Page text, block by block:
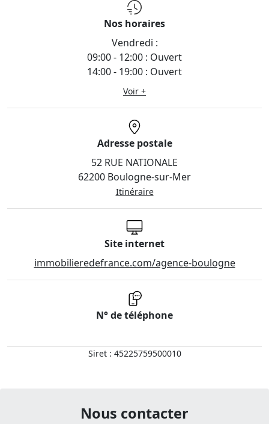
Nos horaires
Vendredi :
09:00 - 12:00 : Ouvert
14:00 - 19:00 : Ouvert
Voir +
Adresse postale
52 RUE NATIONALE
62200 Boulogne-sur-Mer
Itinéraire
Site internet
immobilieredefrance.com/agence-boulogne
N° de téléphone
Siret : 45225759500010
Nous contacter